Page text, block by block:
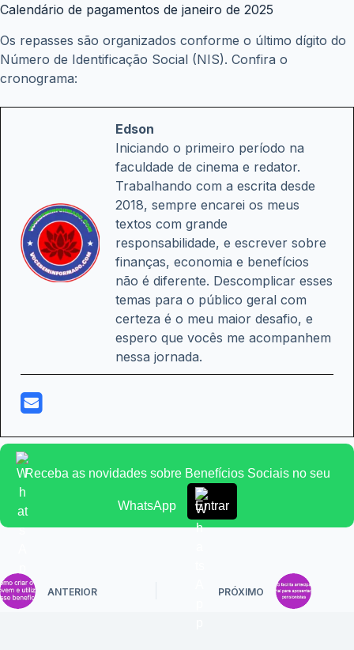
Calendário de pagamentos de janeiro de 2025
Os repasses são organizados conforme o último dígito do
Número de Identificação Social (NIS). Confira o
cronograma:
Edson
Iniciando o primeiro período na
faculdade de cinema e redator.
Trabalhando com a escrita desde
2018, sempre encarei os meus
textos com grande
responsabilidade, e escrever sobre
finanças, economia e benefícios
não é diferente. Descomplicar esses
temas para o público geral com
certeza é o meu maior desafio, e
espero que vocês me acompanhem
nessa jornada.
Receba as novidades sobre Benefícios Sociais no seu
WhatsApp Entrar
ANTERIOR PRÓXIMO